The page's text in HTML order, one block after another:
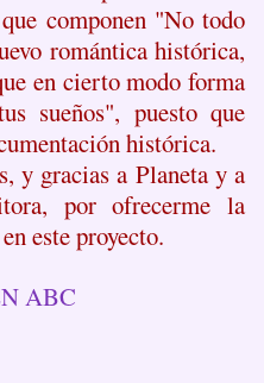
componen "No todo
romántica histórica,
en cierto modo forma
sueños", puesto que
histórica.
y gracias a Planeta y a
por ofrecerme la
este proyecto.
ABC